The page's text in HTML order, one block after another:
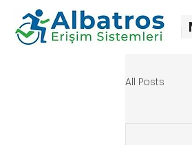
All Posts